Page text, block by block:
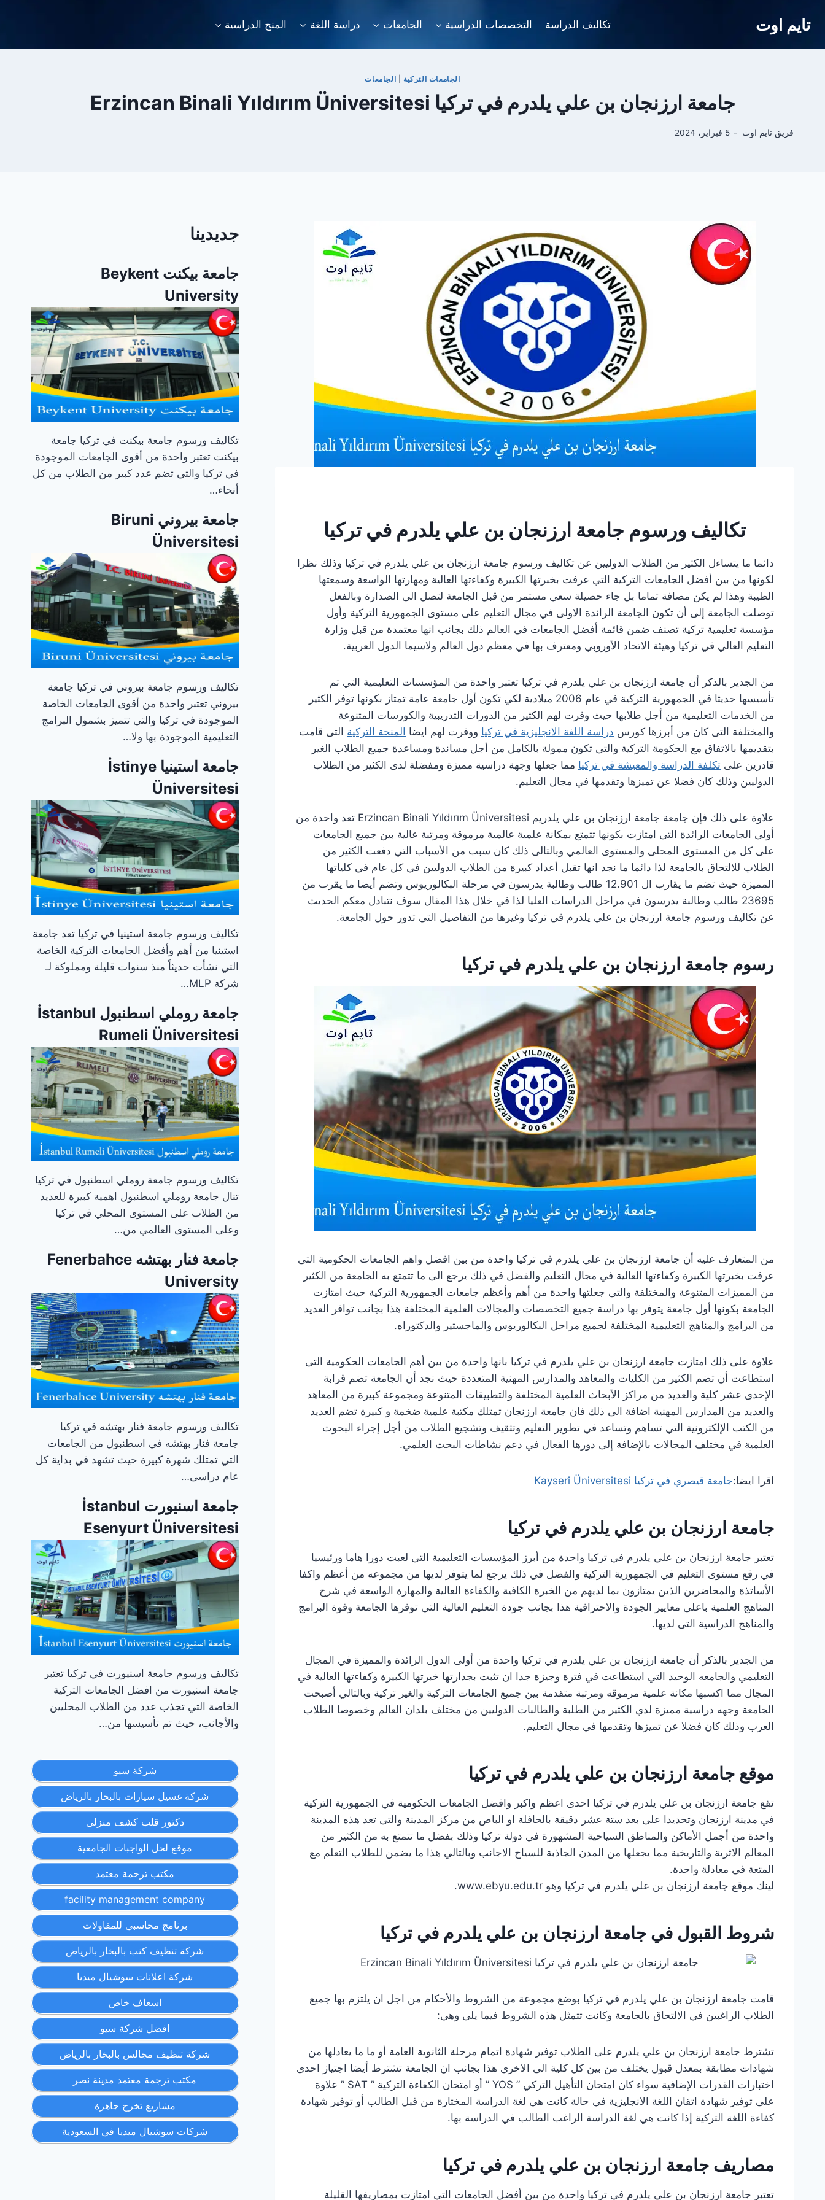
تايم اوت تكاليف الدراسة التخصصات الدراسية الجامعات دراسة اللغة المنح الدراسية
الجامعات التركية الجامعات
جامعة ارزنجان بن علي يلدرم في تركيا Erzincan Binali Yıldırım Üniversitesi
فريق تايم اوت 5 فبراير، 2024
تكاليف ورسوم جامعة ارزنجان بن علي يلدرم في تركيا
دائما ما يتساءل الكثير من الطلاب الدوليين عن تكاليف ورسوم جامعة ارزنجان بن علي يلدرم في تركيا وذلك نظرا
لكونها من بين أفضل الجامعات التركية التي عرفت بخبرتها الكبيرة وكفاءتها العالية ومهارتها الواسعة وسمعتها
الطيبة وهذا لم يكن مصافة تماما بل جاء حصيلة سعي مستمر من قبل الجامعة لتصل الى الصدارة وبالفعل
توصلت الجامعة إلى أن تكون الجامعة الرائدة الاولى في مجال التعليم على مستوى الجمهورية التركية وأول
مؤسسة تعليمية تركية تصنف ضمن قائمة أفضل الجامعات في العالم ذلك بجانب انها معتمدة من قبل وزارة
التعليم العالي في تركيا وهيئة الاتحاد الأوروبي ومعترف بها في معظم دول العالم ولاسيما الدول العربية.
من الجدير بالذكر أن جامعة ارزنجان بن علي يلدرم في تركيا تعتبر واحدة من المؤسسات التعليمية التي تم
تأسيسها حديثا في الجمهورية التركية في عام 2006 ميلادية لكي تكون أول جامعة عامة تمتاز بكونها توفر الكثير
من الخدمات التعليمية من أجل طلابها حيث وفرت لهم الكثير من الدورات التدريبية والكورسات المتنوعة
والمختلفة التى كان من أبرزها كورس دراسة اللغة الانجليزية في تركيا ووفرت لهم ايضا المنحة التركية التى قامت
بتقديمها بالاتفاق مع الحكومة التركية والتى تكون ممولة بالكامل من أجل مساندة ومساعدة جميع الطلاب الغير
قادرين علىتكلفة الدراسة والمعيشة في تركيا مما جعلها وجهة دراسية مميزة ومفضلة لدى الكثير من الطلاب
الدوليين وذلك كان فضلا عن تميزها وتقدمها في مجال التعليم.
علاوة على ذلك فإن جامعة جامعة ارزنجان بن علي يلدريم Erzincan Binali Yıldırım Üniversitesi تعد واحدة من
أولى الجامعات الرائدة التى امتازت بكونها تتمتع بمكانة علمية عالمية مرموقة ومرتبة عالية بين جميع الجامعات
على كل من المستوى المحلى والمستوى العالمي وبالتالى ذلك كان سبب من الأسباب التي دفعت الكثير من
الطلاب للالتحاق بالجامعة لذا دائما ما نجد انها تقبل أعداد كبيرة من الطلاب الدوليين في كل عام في كلياتها
المميزة حيث تضم ما يقارب ال 12.901 طالب وطالبة يدرسون في مرحلة البكالوريوس وتضم أيضا ما يقرب من
23695 طالب وطالبة يدرسون في مراحل الدراسات العليا لذا في خلال هذا المقال سوف نتبادل معكم الحديث
عن تكاليف ورسوم جامعة ارزنجان بن علي يلدرم في تركيا وغيرها من التفاصيل التي تدور حول الجامعة.
رسوم جامعة ارزنجان بن علي يلدرم في تركيا
من المتعارف عليه أن جامعة ارزنجان بن علي يلدرم في تركيا واحدة من بين افضل واهم الجامعات الحكومية التى
عرفت بخبرتها الكبيرة وكفاءتها العالية في مجال التعليم والفضل في ذلك يرجع الى ما تتمتع به الجامعة من الكثير
من المميزات المتنوعة والمختلفة والتى جعلتها واحدة من أهم وأعظم جامعات الجمهورية التركية حيث امتازت
الجامعة بكونها أول جامعة يتوفر بها دراسة جميع التخصصات والمجالات العلمية المختلفة هذا بجانب توافر العديد
من البرامج والمناهج التعليمية المختلفة لجميع مراحل البكالوريوس والماجستير والدكتوراه.
علاوة على ذلك امتازت جامعة ارزنجان بن علي يلدرم في تركيا بانها واحدة من بين أهم الجامعات الحكومية التى
استطاعت أن تضم الكثير من الكليات والمعاهد والمدارس المهنية المتعددة حيث نجد أن الجامعة تضم قرابة
الإحدى عشر كلية والعديد من مراكز الأبحاث العلمية المختلفة والتطبيقات المتنوعة ومجموعة كبيرة من المعاهد
والعديد من المدارس المهنية اضافة الى ذلك فان جامعة ارزنجان تمتلك مكتبة علمية ضخمة و كبيرة تضم العديد
من الكتب الإلكترونية التي تساهم وتساعد في تطوير التعليم وتثقيف وتشجيع الطلاب من أجل إجراء البحوث
العلمية في مختلف المجالات بالإضافة إلى دورها الفعال في دعم نشاطات البحث العلمي.
اقرا ايضا:جامعة قيصري في تركيا Kayseri Üniversitesi
جامعة ارزنجان بن علي يلدرم في تركيا
تعتبر جامعة ارزنجان بن علي يلدرم في تركيا واحدة من أبرز المؤسسات التعليمية التى لعبت دورا هاما ورئيسيا
في رفع مستوى التعليم في الجمهورية التركية والفضل في ذلك يرجع لما يتوفر لديها من مجموعه من أعظم واكفا
الأساتذة والمحاضرين الذين يمتازون بما لديهم من الخبرة الكافية والكفاءة العالية والمهارة الواسعة في شرح
المناهج العلمية باعلى معايير الجودة والاحترافية هذا بجانب جودة التعليم العالية التي توفرها الجامعة وقوة البرامج
والمناهج الدراسية التى لديها.
من الجدير بالذكر أن جامعة ارزنجان بن علي يلدرم في تركيا واحدة من أولى الدول الرائدة والمميزة في المجال
التعليمي والجامعه الوحيد التي استطاعت في فترة وجيزة جدا ان تثبت بجدارتها خبرتها الكبيرة وكفاءتها العالية في
المجال مما اكسبها مكانة علمية مرموقه ومرتبة متقدمة بين جميع الجامعات التركية والغير تركية وبالتالي أصبحت
الجامعة وجهه دراسية مميزة لدي الكثير من الطلبة والطالبات الدوليين من مختلف بلدان العالم وخصوصا الطلاب
العرب وذلك كان فضلا عن تميزها وتقدمها في مجال التعليم.
موقع جامعة ارزنجان بن علي يلدرم في تركيا
تقع جامعة ارزنجان بن علي يلدرم في تركيا احدى اعظم واكبر وافضل الجامعات الحكومية في الجمهورية التركية
في مدينة ارزنجان وتحديدا على بعد ستة عشر دقيقة بالحافلة او الباص من مركز المدينة والتى تعد هذه المدينة
واحدة من أجمل الأماكن والمناطق السياحية المشهورة في دولة تركيا وذلك بفضل ما تتمتع به من الكثير من
المعالم الاثرية والتاريخية مما يجعلها من المدن الجاذبة للسياح الاجانب وبالتالي هذا ما يضمن للطلاب التعلم مع
المتعة في معادلة واحدة.
لينك موقع جامعة ارزنجان بن علي يلدرم في تركيا وهو www.ebyu.edu.tr.
شروط القبول في جامعة ارزنجان بن علي يلدرم في تركيا
قامت جامعة ارزنجان بن علي يلدرم في تركيا بوضع مجموعة من الشروط والأحكام من اجل ان يلتزم بها جميع
الطلاب الراغبين في الالتحاق بالجامعة وكانت تتمثل هذه الشروط فيما يلى وهي:
تشترط جامعة ارزنجان بن علي يلدرم على الطلاب توفير شهادة اتمام مرحلة الثانوية العامة أو ما ما يعادلها من
شهادات مطابقة بمعدل قبول يختلف من بين كل كلية الى الاخري هذا بجانب ان الجامعة تشترط أيضا اجتياز احدى
اختبارات القدرات الإضافية سواء كان امتحان التأهيل التركي ” YOS ” أو امتحان الكفاءة التركية ” SAT ” علاوة
على توفير شهادة اتقان اللغة الانجليزية في حالة كانت هي لغة الدراسة المختارة من قبل الطالب أو توفير شهادة
كفاءة اللغة التركية إذا كانت هي لغة الدراسة الراغب الطالب في الدراسة بها.
مصاريف جامعة ارزنجان بن علي يلدرم في تركيا
تعتبر جامعة ارزنجان بن علي يلدرم في تركيا واحدة من بين أفضل الجامعات التي امتازت بمصاريفها القليلة
جديدينا
جامعة بيكنت Beykent
University
تكاليف ورسوم جامعة بيكنت في تركيا جامعة
بيكنت تعتبر واحدة من أقوى الجامعات الموجودة
في تركيا والتي تضم عدد كبير من الطلاب من كل
أنحاء…
جامعة بيروني Biruni
Üniversitesi
تكاليف ورسوم جامعة بيروني في تركيا جامعة
بيروني تعتبر واحدة من أقوى الجامعات الخاصة
الموجودة في تركيا والتي تتميز بشمول البرامج
التعليمية الموجودة بها ولا…
جامعة استينيا İstinye
Üniversitesi
تكاليف ورسوم جامعة استينيا في تركيا تعد جامعة
استينيا من أهم وأفضل الجامعات التركية الخاصة
التي نشأت حديثاً منذ سنوات قليلة ومملوكة لـ
شركة MLP…
جامعة روملي اسطنبول İstanbul
Rumeli Üniversitesi
تكاليف ورسوم جامعة روملي اسطنبول في تركيا
تنال جامعة روملي اسطنبول اهمية كبيرة للعديد
من الطلاب على المستوى المحلي في تركيا
وعلى المستوى العالمي من…
جامعة فنار بهتشه Fenerbahce
University
تكاليف ورسوم جامعة فنار بهتشه في تركيا
جامعة فنار بهتشه في اسطنبول من الجامعات
التي تمتلك شهرة كبيرة حيث تشهد في بداية كل
عام دراسى…
جامعة اسنيورت İstanbul
Esenyurt Üniversitesi
تكاليف ورسوم جامعة اسنيورت في تركيا تعتبر
جامعة اسنيورت من افضل الجامعات التركية
الخاصة التي تجذب عدد من الطلاب المحليين
والأجانب، حيث تم تأسيسها من…
شركة سيو
شركة غسيل سيارات بالبخار بالرياض
دكتور قلب كشف منزلى
موقع لحل الواجبات الجامعية
مكتب ترجمة معتمد
facility management company
برنامج محاسبي للمقاولات
شركة تنظيف كنب بالبخار بالرياض
شركة اعلانات سوشيال ميديا
اسعاف خاص
افضل شركة سيو
شركة تنظيف مجالس بالبخار بالرياض
مكتب ترجمة معتمد مدينة نصر
مشاريع تخرج جاهزة
شركات سوشيال ميديا في السعودية